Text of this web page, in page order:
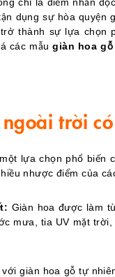
chỉ là điểm nhấn
dụng sự hòa
thành sự lựa chọn
các mẫugiàn hoa gỗ
trời
lựa chọn phổ biến
nhược điểm của
Giàn hoa được làm
mưa, tia UV mặt
với giàn hoa gỗ tự